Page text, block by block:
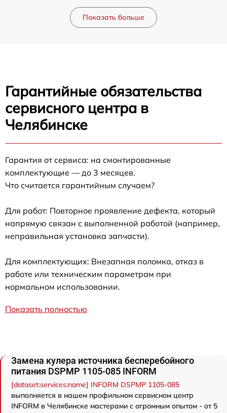
Показать больше
Гарантийные обязательства
сервисного центра в
Челябинске
Гарантия от сервиса: на смонтированные
комплектующие — до 3 месяцев.
Что считается гарантийным случаем?
Для работ: Повторное проявление дефекта, который
напрямую связан с выполненной работой (например,
неправильная установка запчасти).
Для комплектующих: Внезапная поломка, отказ в
работе или техническим параметрам при
нормальном использовании.
Показать полностью
Замена кулера источника бесперебойного
питания DSPMP 1105-085 INFORM
[dataset:services:name] INFORM DSPMP 1105-085
выполняется в нашем профильном сервисном центр
INFORM в Челябинске мастерами с огромным опытом - от 5